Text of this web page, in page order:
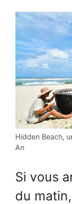
Hidden Beach,
An
Si vous
du